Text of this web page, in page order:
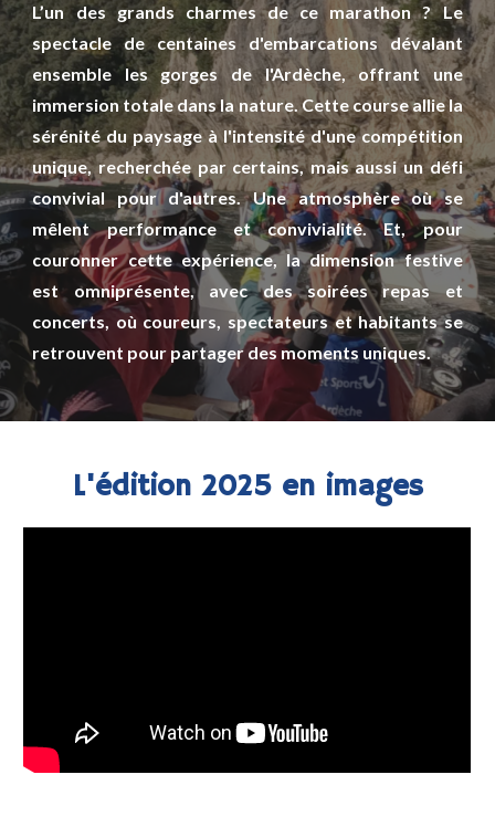
L’un des grands charmes de ce marathon ? Le
spectacle de centaines d'embarcations dévalant
ensemble les gorges de l'Ardèche, offrant une
immersion totale dans la nature. Cette course allie la
sérénité du paysage à l'intensité d'une compétition
unique, recherchée par certains, mais aussi un défi
convivial pour d'autres. Une atmosphère où se
mêlent performance et convivialité. Et, pour
couronner cette expérience, la dimension festive
est omniprésente, avec des soirées repas et
concerts, où coureurs, spectateurs et habitants se
retrouvent pour partager des moments uniques.
L'édition 2025 en images